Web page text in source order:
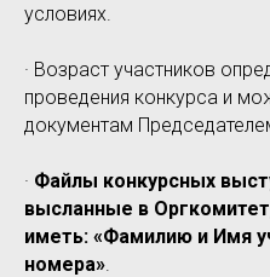
условиях.
· Возраст участников
проведения конкурса и
документам
· Файлы конкурсных
высланные в
иметь: «Фамилию и Имя
номера».